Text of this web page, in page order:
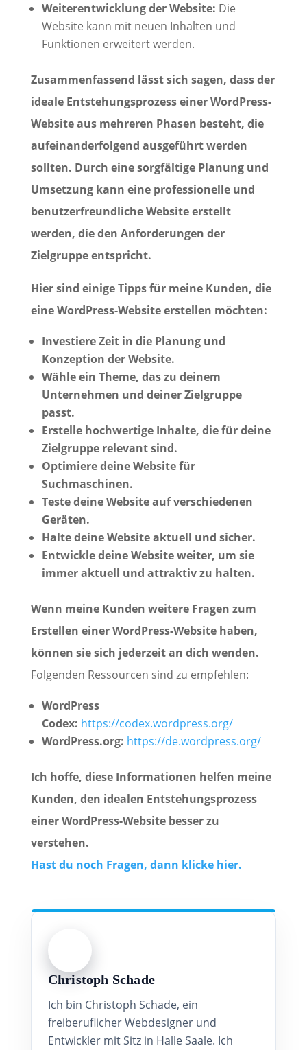
Weiterentwicklung der Website: Die
Website kann mit neuen Inhalten und
Funktionen erweitert werden.
Zusammenfassend lässt sich sagen, dass der
ideale Entstehungsprozess einer WordPress-
Website aus mehreren Phasen besteht, die
aufeinanderfolgend ausgeführt werden
sollten. Durch eine sorgfältige Planung und
Umsetzung kann eine professionelle und
benutzerfreundliche Website erstellt
werden, die den Anforderungen der
Zielgruppe entspricht.
Hier sind einige Tipps für meine Kunden, die
eine WordPress-Website erstellen möchten:
Investiere Zeit in die Planung und
Konzeption der Website.
Wähle ein Theme, das zu deinem
Unternehmen und deiner Zielgruppe
passt.
Erstelle hochwertige Inhalte, die für deine
Zielgruppe relevant sind.
Optimiere deine Website für
Suchmaschinen.
Teste deine Website auf verschiedenen
Geräten.
Halte deine Website aktuell und sicher.
Entwickle deine Website weiter, um sie
immer aktuell und attraktiv zu halten.
Wenn meine Kunden weitere Fragen zum
Erstellen einer WordPress-Website haben,
können sie sich jederzeit an dich wenden.
Folgenden Ressourcen sind zu empfehlen:
WordPress
Codex: https://codex.wordpress.org/
WordPress.org: https://de.wordpress.org/
Ich hoffe, diese Informationen helfen meine
Kunden, den idealen Entstehungsprozess
einer WordPress-Website besser zu
verstehen.
Hast du noch Fragen, dann klicke hier.
Christoph Schade
Ich bin Christoph Schade, ein
freiberuflicher Webdesigner und
Entwickler mit Sitz in Halle Saale. Ich